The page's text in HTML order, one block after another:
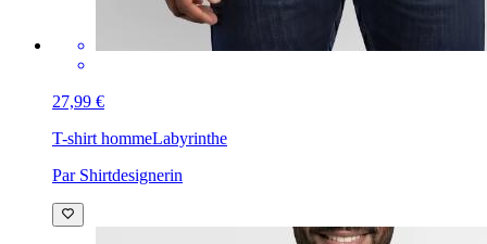
27,99 €
T-shirt hommeLabyrinthe
Par Shirtdesignerin